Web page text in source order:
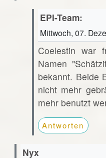
EPI-Team:
Mittwoch, 07.
Coelestin war
Namen
bekannt. Beide
nicht mehr
mehr benutzt
Antworten
Nyx